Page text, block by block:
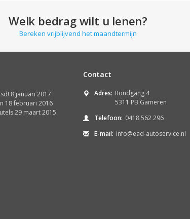
Welk bedrag wilt u lenen?
Bereken vrijblijvend het maandtermijn
8 januari 2017
18 februari 2016
29 maart 2015
Contact
Adres: Rondgang 4
5311 PB Gameren
Telefoon: 0418 562 296
E-mail: info@ead-autoservice.nl